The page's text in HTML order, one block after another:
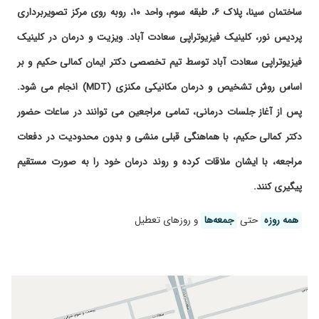
ساعت ۱۲ می آید وبلاگ وقت دادند ساعت ۹صبح
گردن درد داشتم در حال حاضر تحت درمان هستم
ولی در این مدت کم نتیجه خوبی دیدم ممنون تیم
خوبشون
۱۴۰۴/۱۱/۱۷
من برای کمر درد به این کلینیک مراجعه کردم ،واقعا
عالی بود ،همه دردهام از بین رفته و کاملا خوبشدم
۱۴۰۴/۰۹/۱۱
من توسط خانم دکتر صادقی ویزیت شدم، فوق
العاده خوش اخلاق، با حوصله، موادب، مهربان من به
گذاشتند ولی خانم دکتر صادقی برای تشخیص با
توسط خود دکتر کمالی حکیم هم معاینه می شدم
ولی با این وجود از روند کار راضی هستم
۱۴۰۴/۱۱/۱۳
منشی ها به شدت …
عدم رضایت
ساختمان سینا، پلاک ۶، طبقه سوم، واحد ۱۰، روبه روی مرکز تصویربرداری
پردیس نور، کلینیک فیزیوتراپی سعادت آباد. ویزیت و درمان در کلینیک
فیزیوتراپی سعادت آباد توسط تیم تخصصی دکتر ایمان کمالی حکیم و بر
اساس روش تشخیص و درمان مکانیکی مکنزی (MDT) انجام می شود.
پس از آغاز جلسات درمانی، تمامی مراجعین می توانند در ساعات حضور
دکتر کمالی حکیم، با هماهنگی قبلی منشی و بدون محدودیت در دفعات
مراجعه، با ایشان ملاقات کرده و روند درمان خود را به صورت مستقیم
پیگیری کنند.
همه روزه حتی جمعه‌ها و روز‌های تعطیل